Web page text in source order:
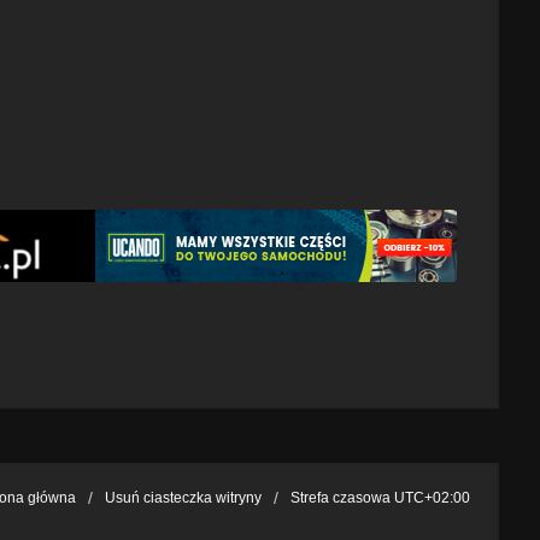
główna Usuń ciasteczka witryny Strefa czasowa UTC+02:00